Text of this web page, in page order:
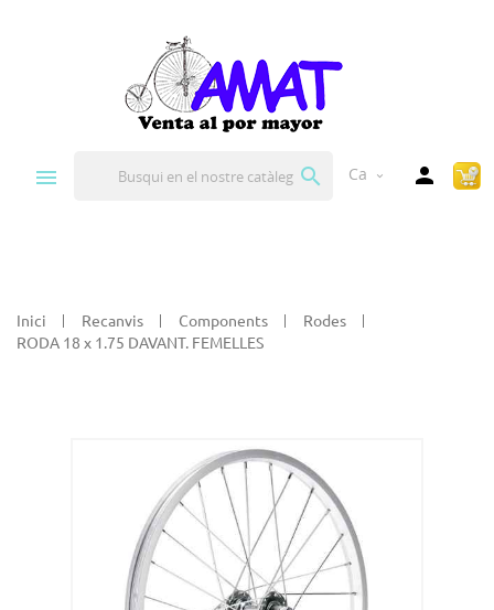
 Ca expand_more 
Inici Recanvis Components
Rodes
RODA 18 x 1.75 DAVANT. FEMELLES